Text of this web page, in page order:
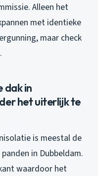
Alleen het
met identieke
maar check
dak in
het uiterlijk te
is meestal de
in Dubbeldam.
waardoor het